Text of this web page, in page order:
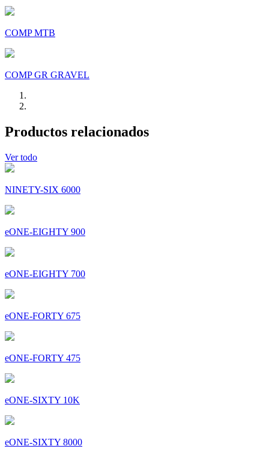
COMP MTB
COMP GR GRAVEL
Productos relacionados
Ver todo
NINETY-SIX 6000
eONE-EIGHTY 900
eONE-EIGHTY 700
eONE-FORTY 675
eONE-FORTY 475
eONE-SIXTY 10K
eONE-SIXTY 8000